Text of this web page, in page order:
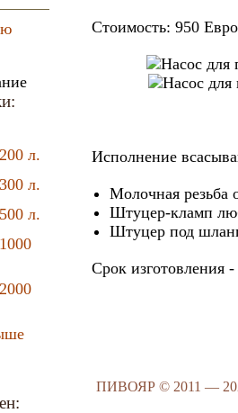
Стоимость: 950 Евро
Исполнение
Молочная резьба
Штуцер-кламп
Штуцер под
Срок изготовления
л.
л.
л.
ПИВОЯР © 2011 —